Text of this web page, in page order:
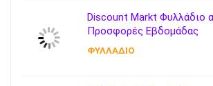
Discount Markt Φυλλάδιο
Προσφορές Εβδομάδας
ΦΥΛΛΑΔΙΟ